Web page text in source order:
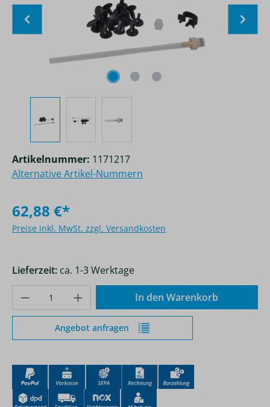
62,88 €*
Preise inkl. MwSt. zzgl. Versandkosten
Lieferzeit: ca. 1-3 Werktage
Artikelnummer: 1171217
Alternative Artikel-Nummern
Produkt Anzahl: Gib den gewünschten
In den Warenkorb
Angebot anfragen